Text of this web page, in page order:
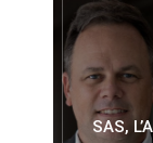
SAS,